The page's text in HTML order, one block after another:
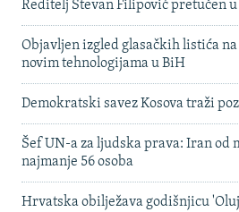
Reditelj Stevan Filipović pretučen
Objavljen izgled glasačkih listića
novim tehnologijama u BiH
Demokratski savez Kosova traži
Šef UN-a za ljudska prava: Iran od
najmanje 56 osoba
Hrvatska obilježava godišnjicu